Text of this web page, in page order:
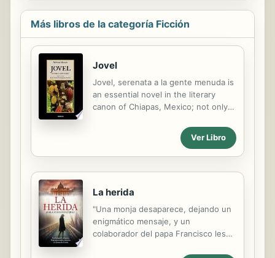
Más libros de la categoría Ficción
Jovel
Jovel, serenata a la gente menuda is
an essential novel in the literary
canon of Chiapas, Mexico; not only
genre, but also by bringing out
important identity traits for the
Chiapas population. The strategies
documents to relate the
circumstances at the departure from
the Iberian Peninsula in the XVI
century of the Spanish group that
colonized, founded and established
itself in Ciudad Real de Chiapas
Ver Libro
La herida
"Una monja desaparece, dejando un
enigmático mensaje, y un
colaborador del papa Francisco les